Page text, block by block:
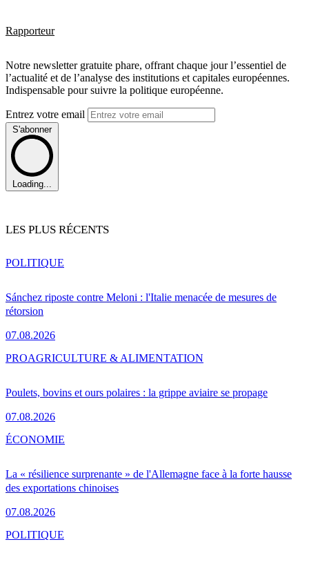
Rapporteur
Notre newsletter gratuite phare, offrant chaque jour l’essentiel de
l’actualité et de l’analyse des institutions et capitales européennes.
Indispensable pour suivre la politique européenne.
Entrez votre email
S'abonner
Loading...
LES PLUS RÉCENTS
Sánchez riposte contre Meloni : l'Italie menacée de mesures de
rétorsion
07.08.2026
POLITIQUE
Poulets, bovins et ours polaires : la grippe aviaire se propage
07.08.2026
PROAGRICULTURE & ALIMENTATION
La « résilience surprenante » de l'Allemagne face à la forte hausse
des exportations chinoises
07.08.2026
ÉCONOMIE
POLITIQUE